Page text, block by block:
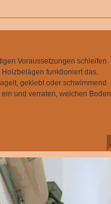
Voraussetzungen schleifen
funktioniert das.
geklebt oder schwimmend
und verraten, welchen Boden